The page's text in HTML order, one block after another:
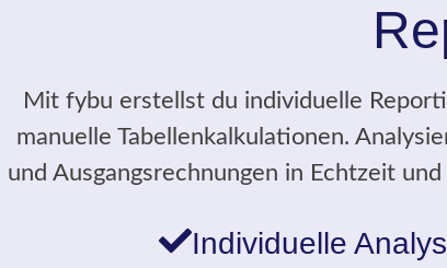
Mit fybu erstellst du individuelle
manuelle Tabellenkalkulationen.
und Ausgangsrechnungen in Echtzeit
Individuelle